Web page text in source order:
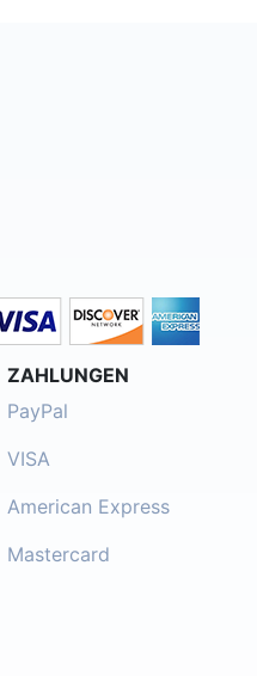
ZAHLUNGEN
PayPal
VISA
American Express
Mastercard